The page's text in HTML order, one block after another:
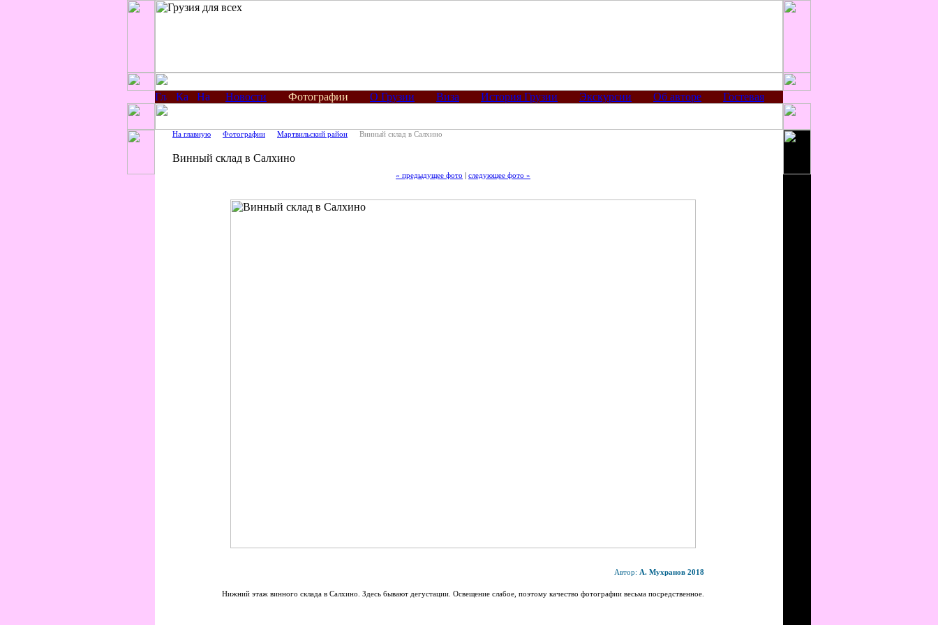
Новости Фотографии О Грузии Виза История Грузии Экскурсии Об авторе Гостевая
На главную Фотографии Мартвильский район Винный склад в Салхино
Винный склад в Салхино
« предыдущее фото следующее фото »
Автор: А. Мухранов 2018
Нижний этаж винного склада в Салхино. Здесь бывают дегустации. Освещение слабое, поэтому качество фотографии весьма посредственное.